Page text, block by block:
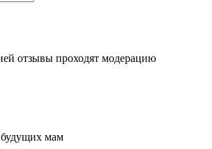
отзывы проходят модерацию
мам